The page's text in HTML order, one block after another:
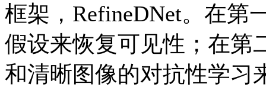
框架，RefineDNet。在第
假设来恢复可见性；在第
和清晰图像的对抗性学习